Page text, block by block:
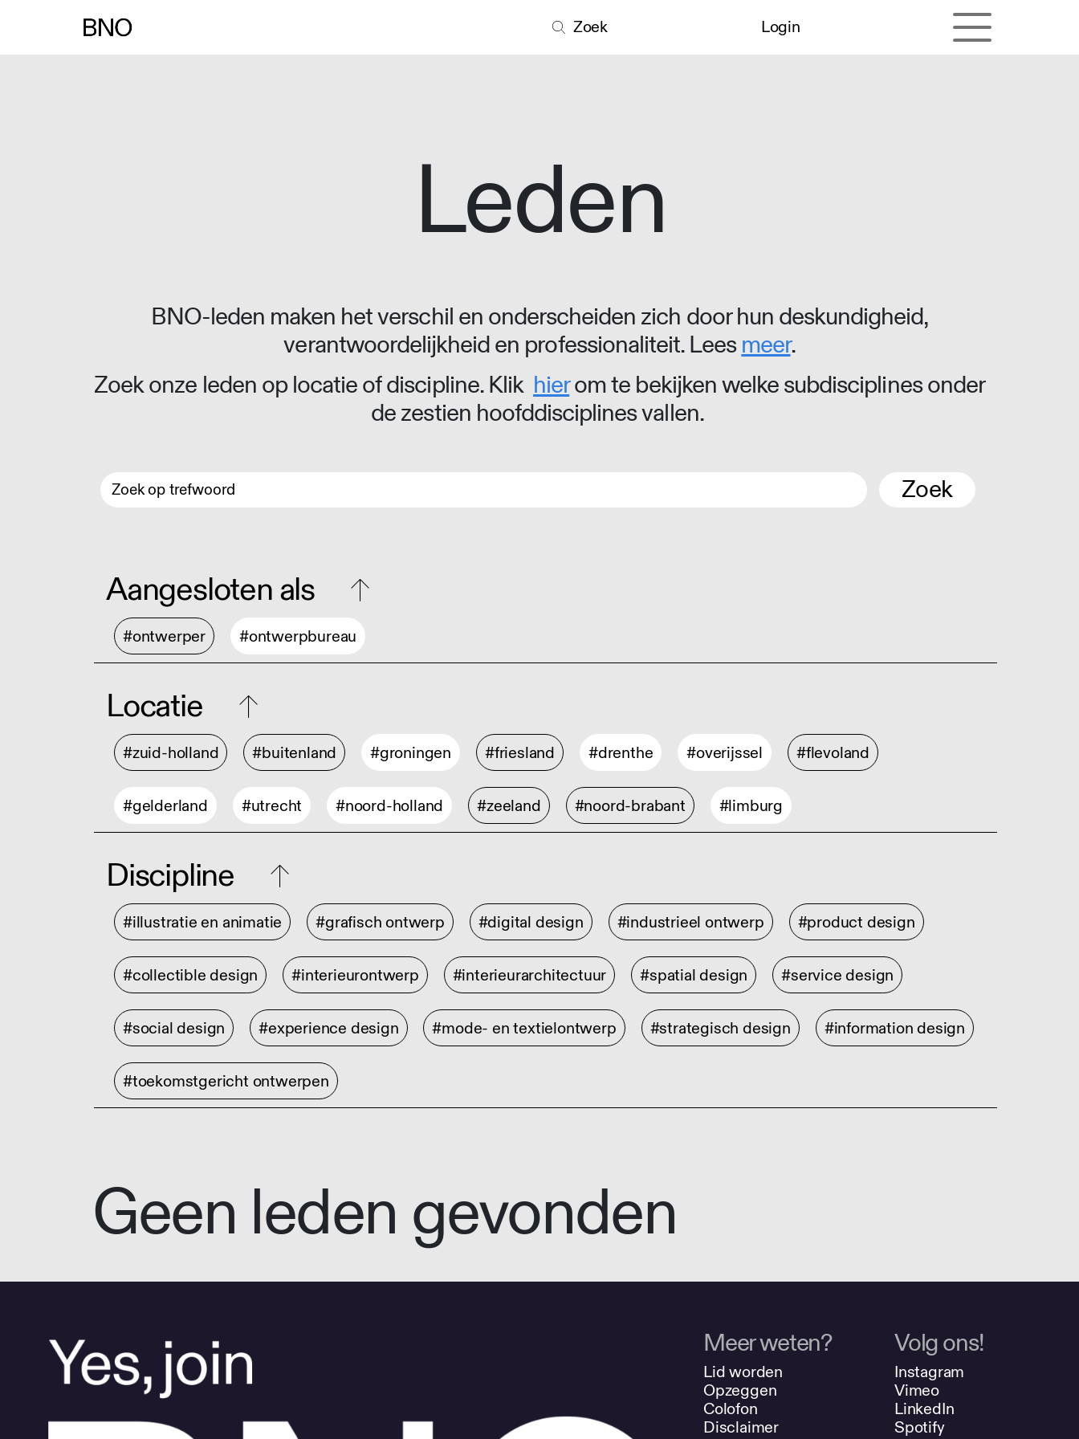
Zoek Login
Leden
BNO-leden maken het verschil en onderscheiden zich door hun deskundigheid,
verantwoordelijkheid en professionaliteit. Leesmeer.
Zoek onze leden op locatie of discipline. Klik hierom te bekijken welke subdisciplines onder
de zestien hoofddisciplines vallen.
Zoek
Aangesloten als
#ontwerper #ontwerpbureau
Locatie
#zuid-holland #buitenland #groningen #friesland #drenthe #overijssel #flevoland
#gelderland #utrecht #noord-holland #zeeland #noord-brabant #limburg
Discipline
#illustratie en animatie #grafisch ontwerp #digital design #industrieel ontwerp #product design
#collectible design #interieurontwerp #interieurarchitectuur #spatial design #service design
#social design #experience design #mode- en textielontwerp #strategisch design #information design
#toekomstgericht ontwerpen
Geen leden gevonden
Meer weten?
Lid worden
Opzeggen
Colofon
Disclaimer
Volg ons!
Instagram
Vimeo
LinkedIn
Spotify